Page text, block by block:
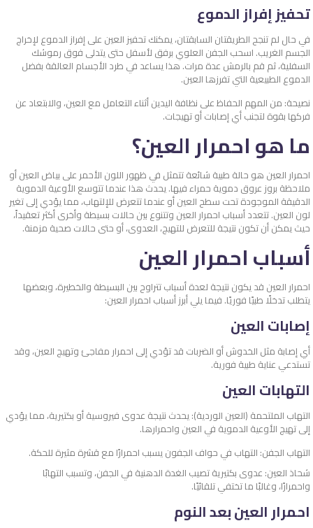
تحفيز إفراز الدموع
في حال لم تنجح الطريقتان السابقتان، يمكنك تحفيز العين على إفراز الدموع لإخراج
الجسم الغريب. اسحب الجفن العلوي برفق لأسفل حتى يتدلى فوق رموشك
السفلية، ثم قم بالرمش عدة مرات. هذا يساعد في طرد الأجسام العالقة بفضل
الدموع الطبيعية التي تفرزها العين.
نصيحة: من المهم الحفاظ على نظافة اليدين أثناء التعامل مع العين، والابتعاد عن
فركها بقوة لتجنب أي إصابات أو تهيجات.
ما هو احمرار العين؟
احمرار العين هو حالة طبية شائعة تتمثل في ظهور اللون الأحمر على بياض العين أو
ملاحظة بروز عروق دموية حمراء فيها. يحدث هذا عندما تتوسع الأوعية الدموية
الدقيقة الموجودة تحت سطح العين أو عندما تتعرض للإلتهاب، مما يؤدي إلى تغير
لون العين. تتعدد أسباب احمرار العين وتتنوع بين حالات بسيطة وأخرى أكثر تعقيداً،
حيث يمكن أن تكون نتيجة للتعرض للتهيج، العدوى، أو حتى حالات صحية مزمنة.
أسباب احمرار العين
احمرار العين قد يكون نتيجة لعدة أسباب تتراوح بين البسيطة والخطيرة، وبعضها
يتطلب تدخلًا طبيًا فوريًا. فيما يلي أبرز أسباب احمرار العين:
إصابات العين
أي إصابة مثل الخدوش أو الضربات قد تؤدي إلى احمرار مفاجئ وتهيج العين، وقد
تستدعي عناية طبية فورية.
التهابات العين
التهاب الملتحمة (العين الوردية): يحدث نتيجة عدوى فيروسية أو بكتيرية، مما يؤدي
إلى تهيج الأوعية الدموية في العين واحمرارها.
التهاب الجفن: التهاب في حواف الجفون يسبب احمرارًا مع قشرة مثيرة للحكة.
شحاذ العين: عدوى بكتيرية تصيب الغدة الدهنية في الجفن، وتسبب التهابًا
واحمرارًا، وغالبًا ما تختفي تلقائيًا.
احمرار العين بعد النوم